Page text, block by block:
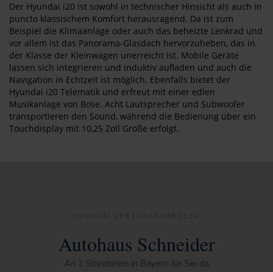
Der Hyundai i20 ist sowohl in technischer Hinsicht als auch in
puncto klassischem Komfort herausragend. Da ist zum
Beispiel die Klimaanlage oder auch das beheizte Lenkrad und
vor allem ist das Panorama-Glasdach hervorzuheben, das in
der Klasse der Kleinwagen unerreicht ist. Mobile Geräte
lassen sich integrieren und induktiv aufladen und auch die
Navigation in Echtzeit ist möglich. Ebenfalls bietet der
Hyundai i20 Telematik und erfreut mit einer edlen
Musikanlage von Bose. Acht Lautsprecher und Subwoofer
transportieren den Sound, während die Bedienung über ein
Touchdisplay mit 10,25 Zoll Größe erfolgt.
Autohaus Schneider
An 3 Standorten in Bayern für Sie da